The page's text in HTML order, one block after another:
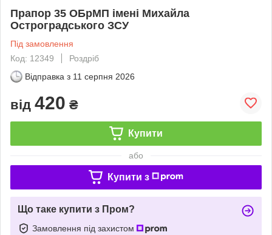
Прапор 35 ОБрМП імені Михайла
Остроградського ЗСУ
Під замовлення
Код: 12349
Роздріб
Відправка з 11 серпня 2026
від 420 ₴
Купити
або
Купити з
Що таке купити з Пром?
Замовлення під захистом